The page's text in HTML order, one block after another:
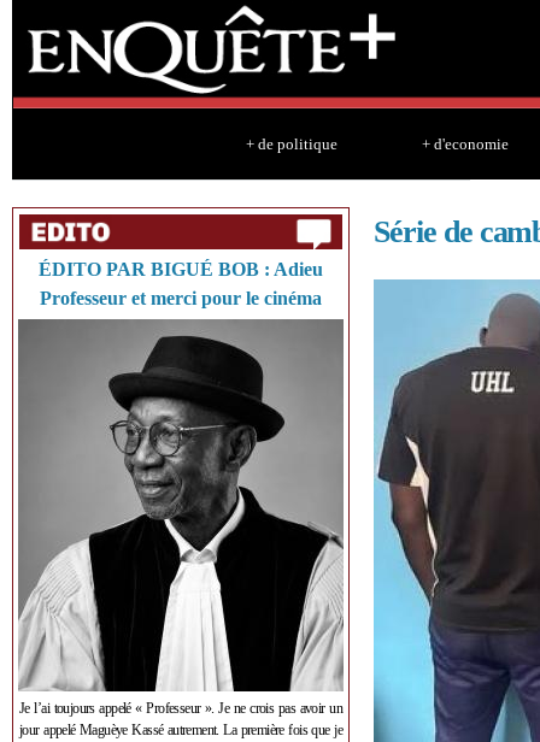
+ de politique + d'economie
ÉDITO PAR BIGUÉ BOB : Adieu
Professeur et merci pour le cinéma
Je l’ai toujours appelé « Professeur ». Je ne crois pas avoir un
jour appelé Maguèye Kassé autrement. La première fois que je
Série de